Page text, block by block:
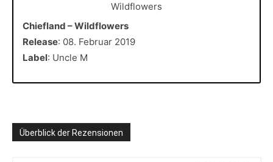
Chiefland – Wildflowers
Release: 08. Februar 2019
Label: Uncle M
Überblick der Rezensionen